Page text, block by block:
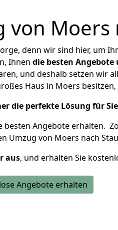
denn wir sind hier, um
Ihnen die besten Angebote
und deshalb setzen wir
Haus in Moers
die perfekte Lösung für
besten Angebote erhalten.
Umzug von Moers nach
aus, und erhalten Sie
Angebote erhalten